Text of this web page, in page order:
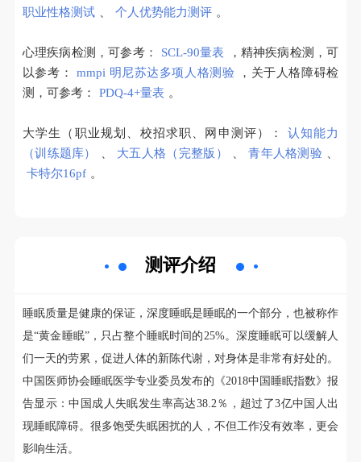
职业性格测试 、 个人优势能力测评 。
心理疾病检测，可参考： SCL-90量表
，精神疾病检测，可
以参考：
mmpi 明尼苏达多项人格测验
，关于人格障碍检
测，可参考：
PDQ-4+量表 。
大学生（职业规划、校招求职、网申测评）：
认知能力
（训练题库）
、 大五人格（完整版） 、 青年人格测验 、
卡特尔16pf 。
测评介绍
睡眠质量是健康的保证，深度睡眠是睡眠的一个部分，也被称作
是“黄金睡眠”，只占整个睡眠时间的25%。深度睡眠可以缓解人
们一天的劳累，促进人体的新陈代谢，对身体是非常有好处的。
中国医师协会睡眠医学专业委员发布的《2018中国睡眠指数》报
告显示：中国成人失眠发生率高达38.2％，超过了3亿中国人出
现睡眠障碍。很多饱受失眠困扰的人，不但工作没有效率，更会
影响生活。